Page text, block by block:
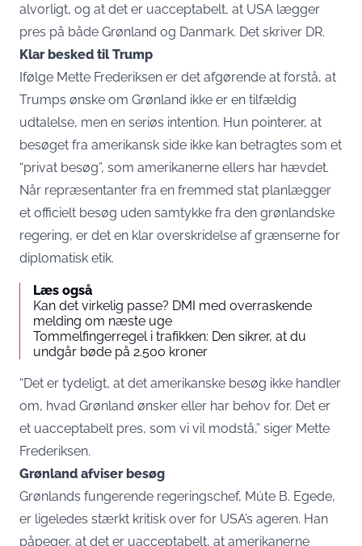
alvorligt, og at det er uacceptabelt, at USA lægger
pres på både Grønland og Danmark. Det skriver DR.
Klar besked til Trump
Ifølge Mette Frederiksen er det afgørende at forstå, at
Trumps ønske om Grønland ikke er en tilfældig
udtalelse, men en seriøs intention. Hun pointerer, at
besøget fra amerikansk side ikke kan betragtes som et
“privat besøg”, som amerikanerne ellers har hævdet.
Når repræsentanter fra en fremmed stat planlægger
et officielt besøg uden samtykke fra den grønlandske
regering, er det en klar overskridelse af grænserne for
diplomatisk etik.
Læs også
Kan det virkelig passe? DMI med overraskende
melding om næste uge
Tommelfingerregel i trafikken: Den sikrer, at du
undgår bøde på 2.500 kroner
“Det er tydeligt, at det amerikanske besøg ikke handler
om, hvad Grønland ønsker eller har behov for. Det er
et uacceptabelt pres, som vi vil modstå,” siger Mette
Frederiksen.
Grønland afviser besøg
Grønlands fungerende regeringschef, Múte B. Egede,
er ligeledes stærkt kritisk over for USA’s ageren. Han
påpeger, at det er uacceptabelt, at amerikanerne